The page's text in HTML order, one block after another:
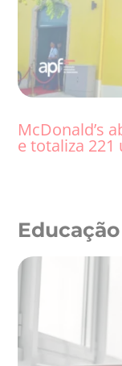
McDonald’s
e totaliza
Educação